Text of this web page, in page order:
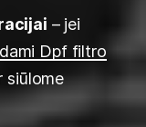
– jei
Dpf filtro
siūlome